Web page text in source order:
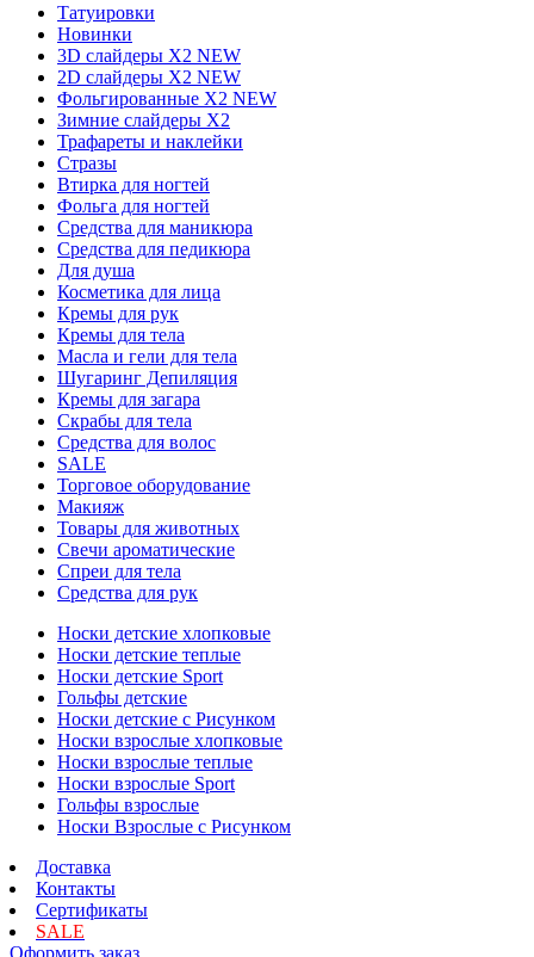
Татуировки
Новинки
3D слайдеры X2 NEW
2D слайдеры X2 NEW
Фольгированные X2 NEW
Зимние слайдеры Х2
Трафареты и наклейки
Стразы
Втирка для ногтей
Фольга для ногтей
Средства для маникюра
Средства для педикюра
Для душа
Косметика для лица
Кремы для рук
Кремы для тела
Масла и гели для тела
Шугаринг Депиляция
Кремы для загара
Скрабы для тела
Средства для волос
SALE
Торговое оборудование
Макияж
Товары для животных
Свечи ароматические
Спреи для тела
Средства для рук
Носки детские хлопковые
Носки детские теплые
Носки детские Sport
Гольфы детские
Носки детские с Рисунком
Носки взрослые хлопковые
Носки взрослые теплые
Носки взрослые Sport
Гольфы взрослые
Носки Взрослые с Рисунком
Доставка
Контакты
Сертификаты
SALE
Оформить заказ